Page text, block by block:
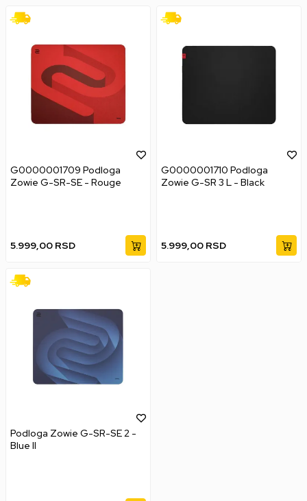
G0000001709 Podloga
Zowie G-SR-SE - Rouge
5.999,00 RSD
G0000001710 Podloga
Zowie G-SR 3 L - Black
5.999,00 RSD
Podloga Zowie G-SR-SE 2 -
Blue II